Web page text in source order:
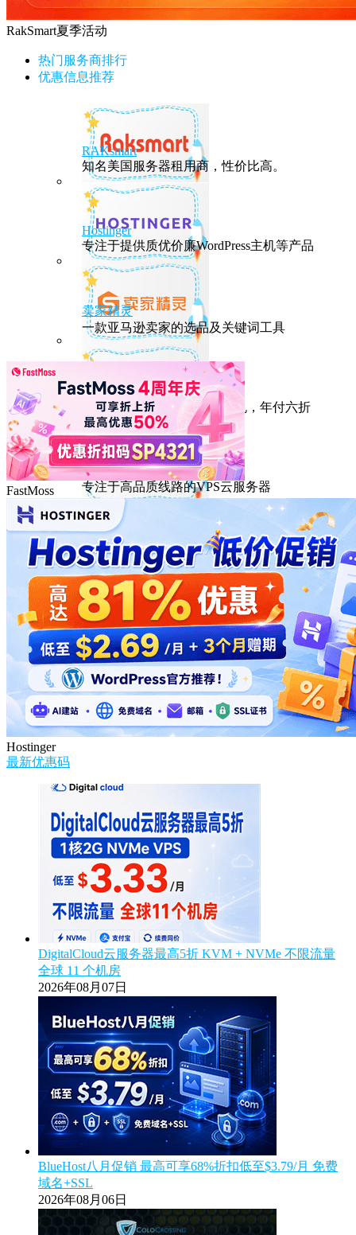
RakSmart夏季活动
热门服务商排行
优惠信息推荐
RAKsmart
知名美国服务器租用商，性价比高。
Hostinger
专注于提供质优价廉WordPress主机等产品
卖家精灵
一款亚马逊卖家的选品及关键词工具
HostEase
性能出众的高性价比美国主机，年付六折
DMIT
专注于高品质线路的VPS云服务器
FastMoss
Hostinger
最新优惠码
DigitalCloud云服务器最高5折 KVM + NVMe 不限流量
全球 11 个机房
2026年08月07日
BlueHost八月促销 最高可享68%折扣低至$3.79/月 免费
域名+SSL
2026年08月06日